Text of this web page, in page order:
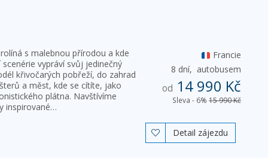
s malebnou přírodou a kde
vypráví svůj jedinečný
křivočarých pobřeží, do zahrad
a měst, kde se cítíte, jako
plátna. Navštívíme
inspirované…
Francie
8 dní, autobusem
od 14 990 Kč
Sleva - 6% 15 990 Kč
 Detail zájezdu